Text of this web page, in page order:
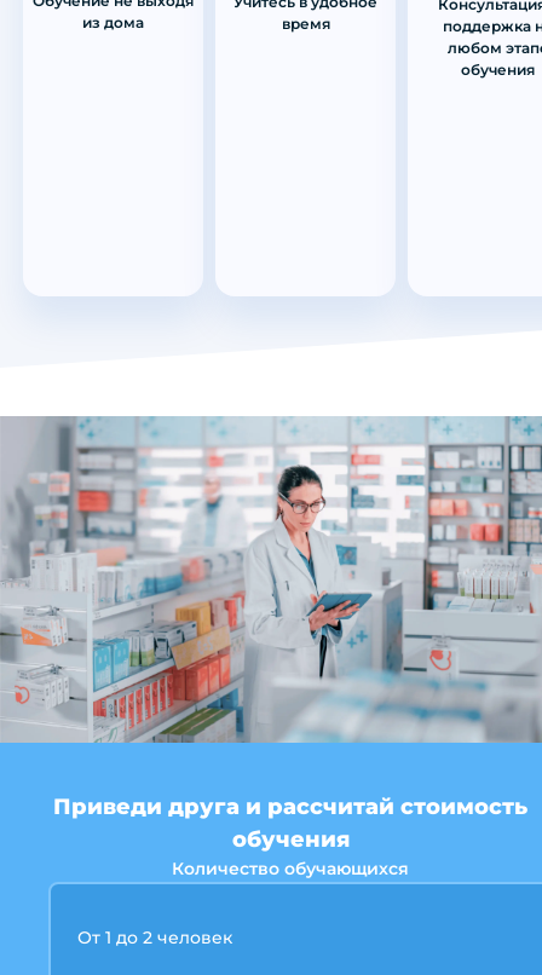
из дома
время
поддержка
любом
обучения
Приведи друга и рассчитай стоимость
обучения
Количество обучающихся
От 1 до 2 человек